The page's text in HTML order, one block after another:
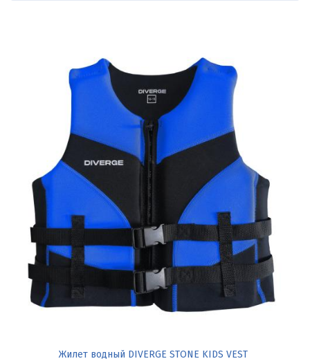
Жилет водный DIVERGE STONE KIDS VEST